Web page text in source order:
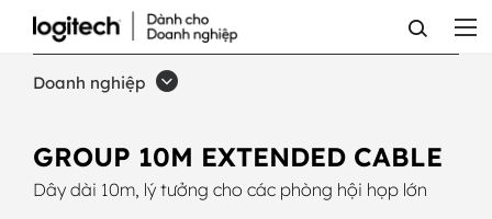
DÂY
CÁP
DÀI
10M
Doanh nghiệp
GROUP 10M EXTENDED CABLE
Dây dài 10m, lý tưởng cho các phòng hội họp lớn